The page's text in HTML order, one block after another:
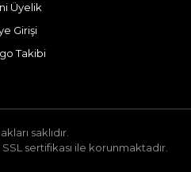
Üyelik
Girişi
Takibi
saklıdır.
sertifikası ile korunmaktadır.